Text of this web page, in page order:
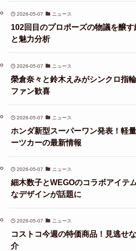
2026-05-07 ニュース
102回目のプロポーズの物議を醸
と魅力分析
2026-05-07 ニュース
榮倉奈々と鈴木えみがシンクロ指
ファン歓喜
2026-05-07 ニュース
ホンダ新型スーパーワン発表！軽
ーツカーの最新情報
2026-05-07 ニュース
細木数子とWEGOのコラボアイテ
なデザインが話題に
2026-05-07 ニュース
コストコ今週の特価商品！見逃せ
介